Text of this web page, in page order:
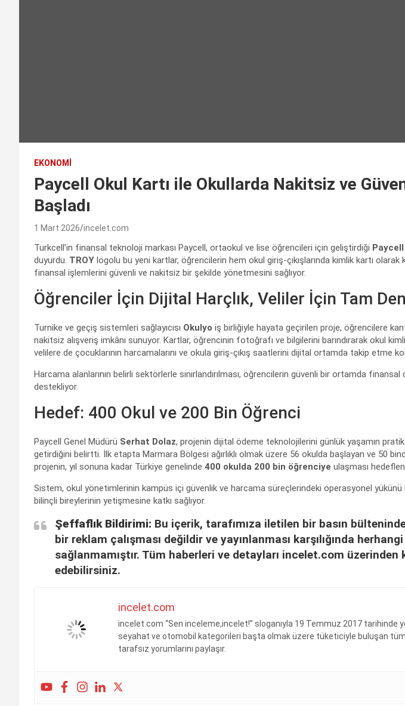
EKONOMI
Paycell Okul Kartı ile Okullarda Nakitsiz ve
Başladı
1 Mart 2026 incelet.com
Turkcell’in finansal teknoloji markası Paycell, ortaokul ve lise öğrencileri için geliştirdiği Paycell
duyurdu. TROY logolu bu yeni kartlar, öğrencilerin hem okul giriş-çıkışlarında kimlik kartı olarak
finansal işlemlerini güvenli ve nakitsiz bir şekilde yönetmesini sağlıyor.
Öğrenciler İçin Dijital Harçlık, Veliler İçin Tam
Turnike ve geçiş sistemleri sağlayıcısı Okulyo iş birliğiyle hayata geçirilen proje, öğrencilere
nakitsiz alışveriş imkânı sunuyor. Kartlar, öğrencinin fotoğrafı ve bilgilerini barındırarak okul
velilere de çocuklarının harcamalarını ve okula giriş-çıkış saatlerini dijital ortamda takip etme
Harcama alanlarının belirli sektörlerle sınırlandırılması, öğrencilerin güvenli bir ortamda finansal
destekliyor.
Hedef: 400 Okul ve 200 Bin Öğrenci
Paycell Genel Müdürü Serhat Dolaz, projenin dijital ödeme teknolojilerini günlük yaşamın
getirdiğini belirtti. İlk etapta Marmara Bölgesi ağırlıklı olmak üzere 56 okulda başlayan ve 50
projenin, yıl sonuna kadar Türkiye genelinde 400 okulda 200 bin öğrenciye ulaşması
Sistem, okul yönetimlerinin kampüs içi güvenlik ve harcama süreçlerindeki operasyonel
bilinçli bireylerinin yetişmesine katkı sağlıyor.
Şeffaflık Bildirimi: Bu içerik, tarafımıza iletilen bir basın
bir reklam çalışması değildir ve yayınlanması karşılığında
sağlanmamıştır. Tüm haberleri ve detayları incelet.com üzerinden
edebilirsiniz.
incelet.com
incelet.com “Sen inceleme,incelet!” sloganıyla 19 Temmuz 2017 tarihinde
seyahat ve otomobil kategorileri başta olmak üzere tüketiciyle buluşan
tarafsız yorumlarını paylaşır.